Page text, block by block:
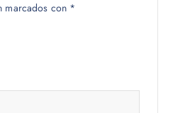
marcados con *